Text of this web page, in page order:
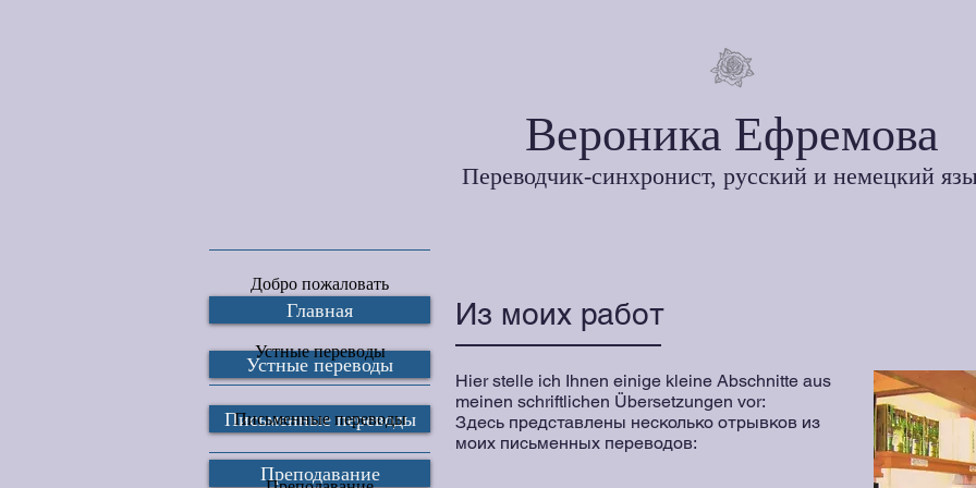
Вероника Ефремова
Переводчик-синхронист, русский и немецкий
Главная Из моих работ
Устные переводы
Письменные переводы
Преподавание
Hier stelle ich Ihnen einige kleine Abschnitte aus
meinen schriftlichen Übersetzungen vor:
Здесь представлены несколько отрывков из
моих письменных переводов:
Добро пожаловать
Устные переводы
​Письменные переводы